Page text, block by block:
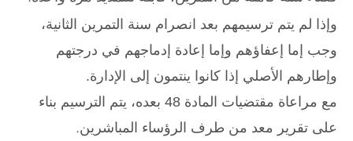
وإذا لم يتم ترسيمهم بعد انصرام سنة التمرين الثانية،
وجب إما إعفاؤهم وإما إعادة إدماجهم في درجتهم
وإطارهم الأصلي إذا كانوا ينتمون إلى الإدارة.
مع مراعاة مقتضيات المادة 48 بعده، يتم الترسيم بناء
على تقرير معد من طرف الرؤساء المباشرين.